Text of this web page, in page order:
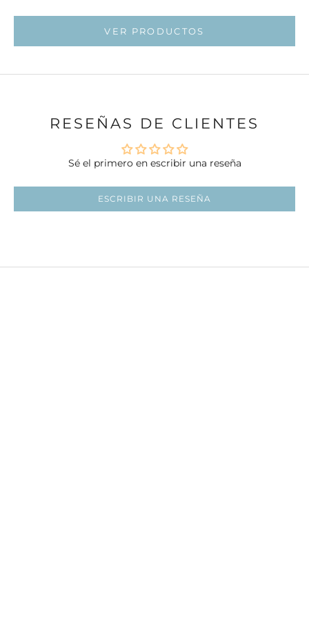
VER PRODUCTOS
RESEÑAS DE CLIENTES
Sé el primero en escribir una reseña
ESCRIBIR UNA RESEÑA